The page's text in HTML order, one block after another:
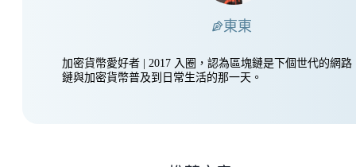
東東
加密貨幣愛好者 | 2017 入圈，認為區塊鏈是下個世代的網路
鏈與加密貨幣普及到日常生活的那一天。